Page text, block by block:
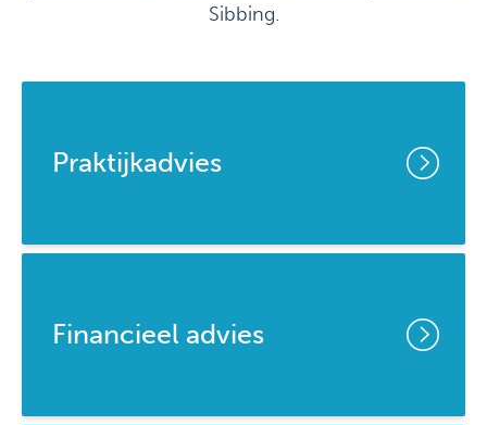
Sibbing.
Praktijkadvies
Financieel advies